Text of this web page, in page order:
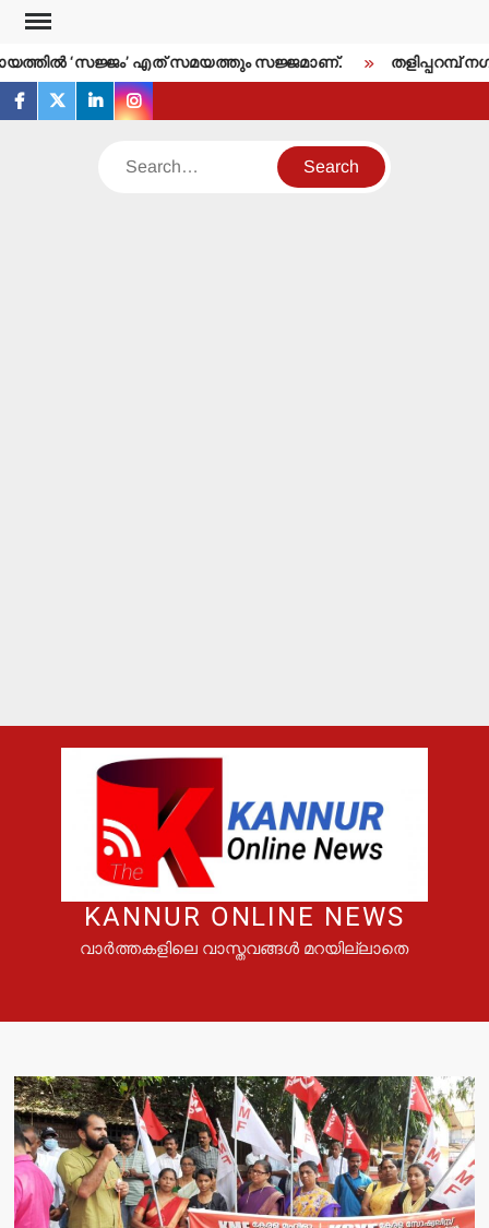
Skip
content ‘സജ്ജം’ എത് സമയത്തും സജ്ജമാണ്. തളിപ്പറമ്പ്
facebook
twitterlinkedininstagram
Search
KANNUR ONLINE NEWS
വാർത്തകളിലെ വാസ്തവങ്ങൾ മറയില്ലാതെ